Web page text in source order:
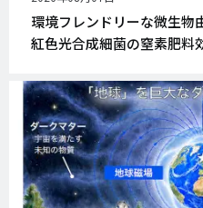
開
日
環境フレンドリーな微生
紅色光合成細菌の窒素肥